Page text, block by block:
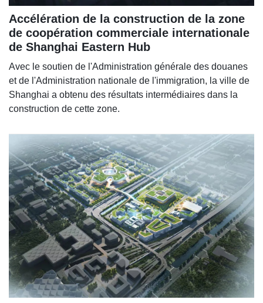
Accélération de la construction de la zone
de coopération commerciale internationale
de Shanghai Eastern Hub
Avec le soutien de l'Administration générale des douanes
et de l'Administration nationale de l'immigration, la ville de
Shanghai a obtenu des résultats intermédiaires dans la
construction de cette zone.